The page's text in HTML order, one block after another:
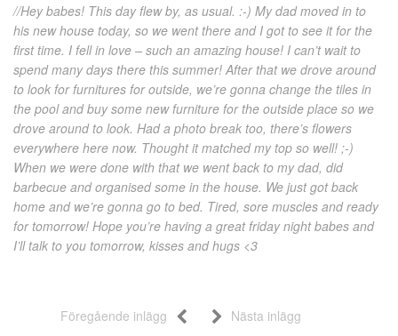
//Hey babes! This day flew by, as usual. :-) My dad moved in to
his new house today, so we went there and I got to see it for the
first time. I fell in love – such an amazing house! I can’t wait to
spend many days there this summer! After that we drove around
to look for furnitures for outside, we’re gonna change the tiles in
the pool and buy some new furniture for the outside place so we
drove around to look. Had a photo break too, there’s flowers
everywhere here now. Thought it matched my top so well! ;-)
When we were done with that we went back to my dad, did
barbecue and organised some in the house. We just got back
home and we’re gonna go to bed. Tired, sore muscles and ready
for tomorrow! Hope you’re having a great friday night babes and
I’ll talk to you tomorrow, kisses and hugs <3
Föregående inlägg Nästa inlägg